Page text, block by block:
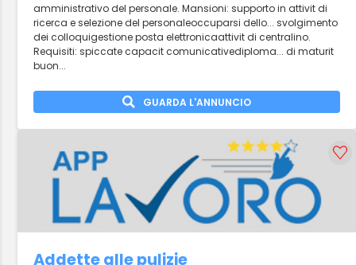
amministrativo del personale. Mansioni: supporto in attivit di
ricerca e selezione del personaleoccuparsi dello... svolgimento
dei colloquigestione posta elettronicaattivit di centralino.
Requisiti: spiccate capacit comunicativediploma... di maturit
buon...
GUARDA L'ANNUNCIO
Addette alle pulizie